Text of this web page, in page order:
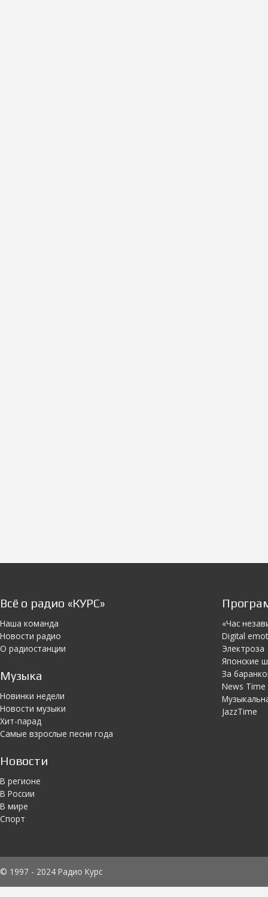
Всё о радио «КУРС»
Наша команда
Новости радио
О радиостанции
Музыка
Новинки недели
Новости музыки
Хит-парад
Самые взрослые песни года
Новости
В регионе
В России
В мире
Спорт
«Час
Digital
Электроза
Японскиe
За
News Time
JazzTime
© 1997 - 2024 Радио Курс